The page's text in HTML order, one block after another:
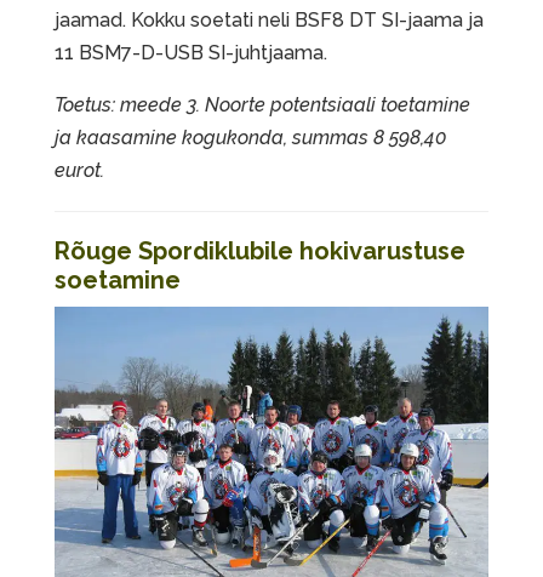
jaamad. Kokku soetati neli BSF8 DT SI-jaama ja
11 BSM7-D-USB SI-juhtjaama.
Toetus: meede 3. Noorte potentsiaali toetamine
ja kaasamine kogukonda, summas 8 598,40
eurot.
Rõuge Spordiklubile hokivarustuse
soetamine